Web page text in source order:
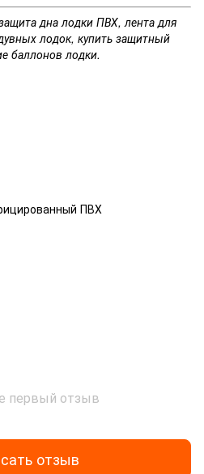
дна лодки ПВХ, лента для
лодок, купить защитный
баллонов лодки.
ПВХ
первый отзыв
отзыв